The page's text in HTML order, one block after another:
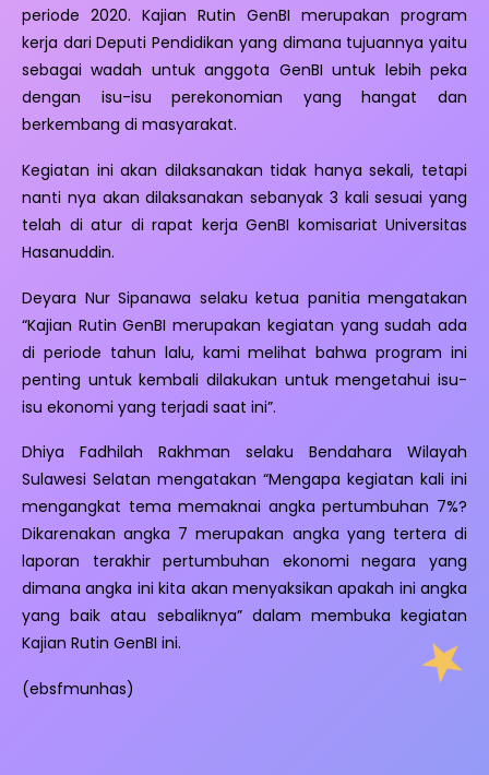
periode 2020. Kajian Rutin GenBI merupakan program
kerja dari Deputi Pendidikan yang dimana tujuannya yaitu
sebagai wadah untuk anggota GenBI untuk lebih peka
dengan isu-isu perekonomian yang hangat dan
berkembang di masyarakat.
Kegiatan ini akan dilaksanakan tidak hanya sekali, tetapi
nanti nya akan dilaksanakan sebanyak 3 kali sesuai yang
telah di atur di rapat kerja GenBI komisariat Universitas
Hasanuddin.
Deyara Nur Sipanawa selaku ketua panitia mengatakan
“Kajian Rutin GenBI merupakan kegiatan yang sudah ada
di periode tahun lalu, kami melihat bahwa program ini
penting untuk kembali dilakukan untuk mengetahui isu-
isu ekonomi yang terjadi saat ini”.
Dhiya Fadhilah Rakhman selaku Bendahara Wilayah
Sulawesi Selatan mengatakan “Mengapa kegiatan kali ini
mengangkat tema memaknai angka pertumbuhan 7%?
Dikarenakan angka 7 merupakan angka yang tertera di
laporan terakhir pertumbuhan ekonomi negara yang
dimana angka ini kita akan menyaksikan apakah ini angka
yang baik atau sebaliknya” dalam membuka kegiatan
Kajian Rutin GenBI ini.
(ebsfmunhas)